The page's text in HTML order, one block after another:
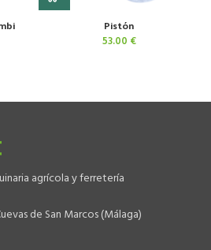
Pistón
53.00 €
agrícola y ferretería
de San Marcos (Málaga)